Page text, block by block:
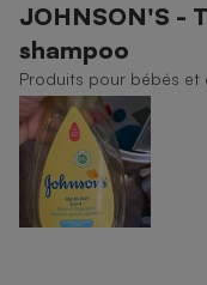
JOHNSON'S -
shampoo
Produits pour bébés et